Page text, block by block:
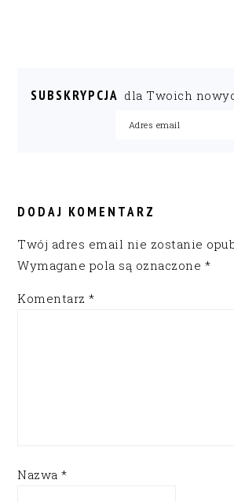
SUBSKRYPCJA dla Twoich
INTERACTIONS
DODAJ KOMENTARZ
Twój adres email nie zostanie
Wymagane pola są oznaczone *
Komentarz*
Nazwa*